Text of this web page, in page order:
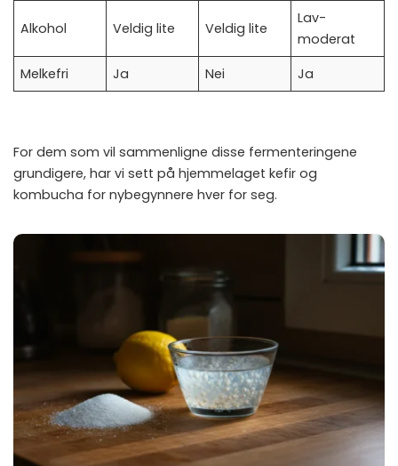
Alkohol Veldig lite Veldig lite
Lav-
moderat
Melkefri
Ja Nei Ja
For dem som vil sammenligne disse fermenteringene
grundigere, har vi sett på hjemmelaget kefir og
kombucha for nybegynnere hver for seg.